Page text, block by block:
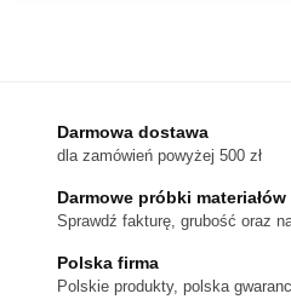
można
wybrać
na
produktu
Darmowa dostawa
dla zamówień powyżej 500 zł
Darmowe próbki materiałów
Sprawdź fakturę, grubość oraz
Polska firma
Polskie produkty, polska